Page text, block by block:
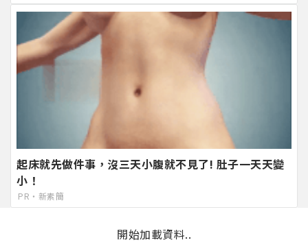
起床就先做件事，沒三天小腹就不見了! 肚子一天天變
小！
PR・新素簡
開始加載資料..